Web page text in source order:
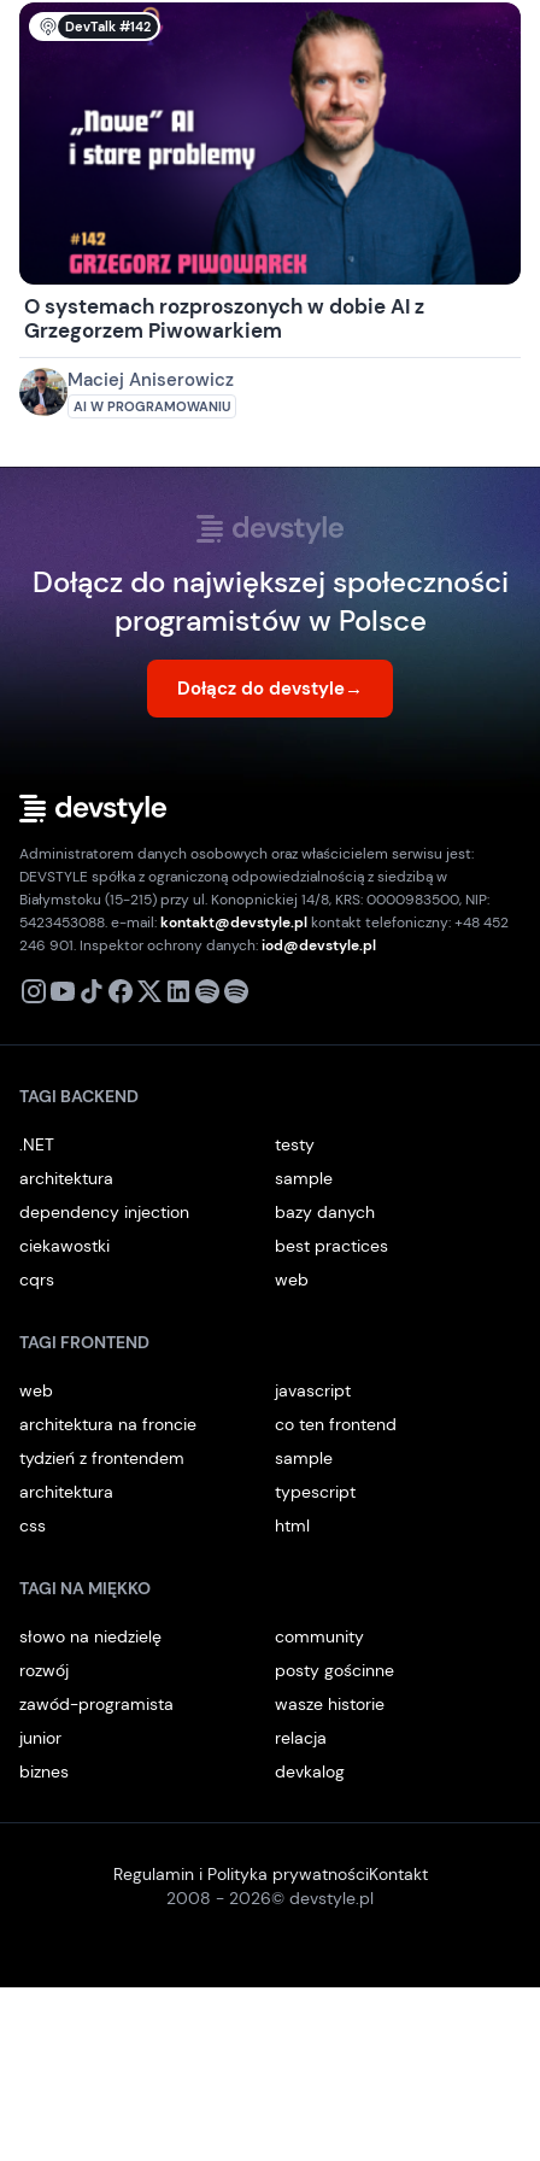
DevTalk #142
O systemach rozproszonych w dobie AI z
Grzegorzem Piwowarkiem
Maciej Aniserowicz
AI W PROGRAMOWANIU
Dołącz do największej społeczności
programistów w Polsce
Dołącz do devstyle→
Administratorem danych osobowych oraz właścicielem serwisu jest:
DEVSTYLE spółka z ograniczoną odpowiedzialnością z siedzibą w
Białymstoku (15-215) przy ul. Konopnickiej 14/8, KRS: 0000983500, NIP:
5423453088. e-mail:kontakt@devstyle.plkontakt telefoniczny: +48 452
246 901. Inspektor ochrony danych:iod@devstyle.pl
X
TAGI BACKEND
.NET
testy
architektura
sample
dependency injection
bazy danych
ciekawostki
best practices
cqrs
web
TAGI FRONTEND
web
javascript
architektura na froncie
co ten frontend
tydzień z frontendem
sample
architektura
typescript
css
html
TAGI NA MIĘKKO
słowo na niedzielę
community
rozwój
posty gościnne
zawód-programista
wasze historie
junior
relacja
biznes
devkalog
2008 - 2026© devstyle.pl
Regulamin i Polityka prywatnościKontakt